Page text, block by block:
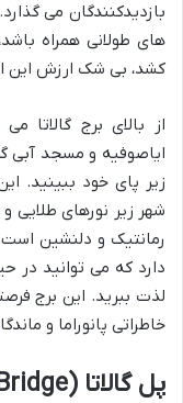
بازدیدکنندگان می
های طولانی همراه
کشد، بی شک ارزش این
از بالای برج گالاتا
ایاصوفیه و مسجد آبی
زیر پای خود ببینید.
شهر زیر نورهای
رمانتیک و دلنشین است.
دارد که می توانید در
لذت ببرید. این برج
خاطراتی پانوراما و
پل گالاتا (Galata Bridge) و منطقه امینونو